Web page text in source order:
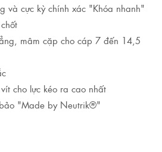
và cực kỳ chính xác "Khóa nhanh"
mâm cặp cho cáp 7 đến 14,5
cho lực kéo ra cao nhất
"Made by Neutrik®"